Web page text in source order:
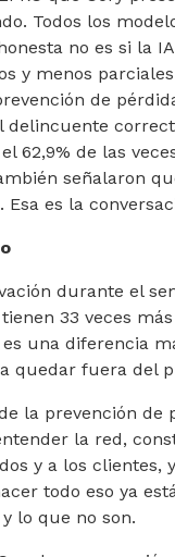
Todos los
no es si la
y menos
de
62,9% de las
señalaron
es la
durante el
33 veces
una diferencia
quedar fuera del
la prevención
la red,
y a los
todo eso ya
lo que no son.